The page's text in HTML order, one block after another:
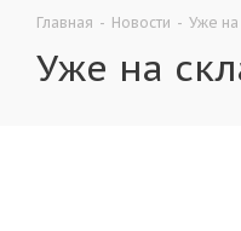
Главная - Новости - Уже на
Уже на